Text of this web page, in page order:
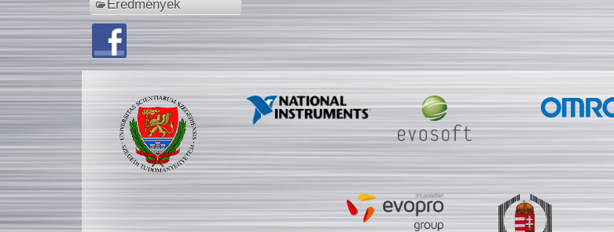
Eredmények